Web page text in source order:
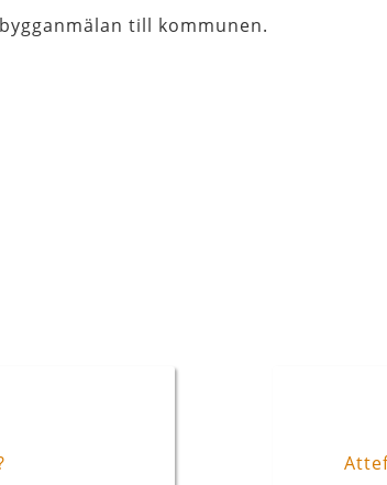
till kommunen.